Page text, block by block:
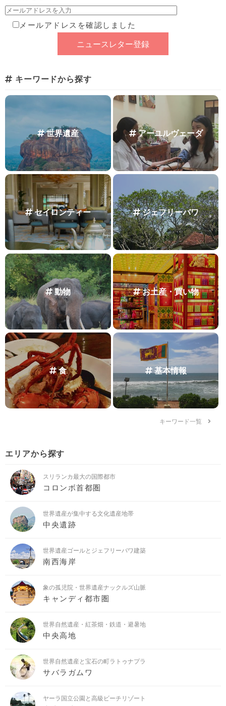
メールアドレスを確認しました
キーワードから探す
世界遺産 アーユルヴェーダ
セイロンティー ジェフリーバワ
動物 お土産・買い物
食 基本情報
キーワード一覧
エリアから探す
スリランカ最大の国際都市
コロンボ首都圏
世界遺産が集中する文化遺産地帯
中央遺跡
世界遺産ゴールとジェフリーバワ建築
南西海岸
象の孤児院・世界遺産ナックルズ山脈
キャンディ都市圏
世界自然遺産・紅茶畑・鉄道・避暑地
中央高地
世界自然遺産と宝石の町ラトゥナプラ
サバラガムワ
ヤーラ国立公園と高級ビーチリゾート